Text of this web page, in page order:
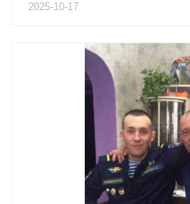
2025-10-17